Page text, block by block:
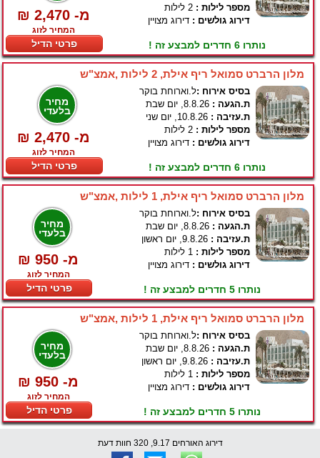
₪ 2,470 -מ
המחיר לזוג
פרטי הדיל
מספר לילות :
דירוג גולשים : דירוג מצויין
נותרו 6 חדרים למבצע זה !
מלון הרברט סמואל ריף אילת, 2 לילות ,אמצ"ש
מחיר
בלעדי
₪ 2,470 -מ
המחיר לזוג
פרטי הדיל
בסיס אירוח :ל.וארוחת בוקר
ת.הגעה :
ת.עזיבה :
מספר לילות :
דירוג גולשים : דירוג מצויין
נותרו 6 חדרים למבצע זה !
מלון הרברט סמואל ריף אילת, 1 לילות ,אמצ"ש
מחיר
בלעדי
₪ 950 -מ
המחיר לזוג
פרטי הדיל
בסיס אירוח :ל.וארוחת בוקר
ת.הגעה :
ת.עזיבה :
מספר לילות :
דירוג גולשים : דירוג מצויין
נותרו 5 חדרים למבצע זה !
מלון הרברט סמואל ריף אילת, 1 לילות ,אמצ"ש
מחיר
בלעדי
₪ 950 -מ
המחיר לזוג
פרטי הדיל
בסיס אירוח :ל.וארוחת בוקר
ת.הגעה :
ת.עזיבה :
מספר לילות :
דירוג גולשים : דירוג מצויין
נותרו 5 חדרים למבצע זה !
דירוג האורחים 9.17, 320 חוות דעת